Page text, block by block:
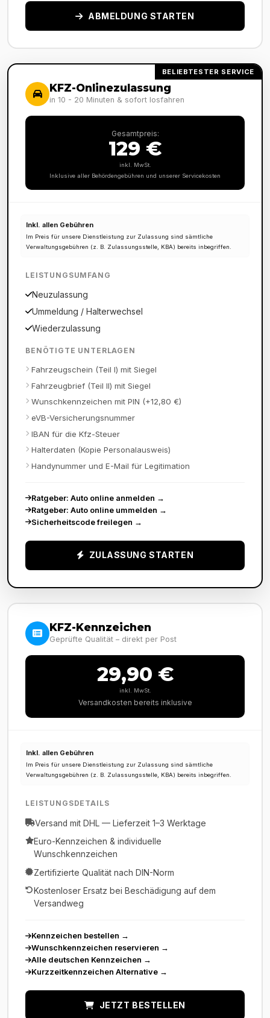
ABMELDUNG STARTEN
BELIEBTESTER SERVICE
KFZ-Onlinezulassung
in 10 - 20 Minuten & sofort losfahren
Gesamtpreis:
129 €
inkl. MwSt.
Inklusive aller Behördengebühren und unserer Servicekosten
Inkl. allen Gebühren
Im Preis für unsere Dienstleistung zur Zulassung sind sämtliche
Verwaltungsgebühren (z. B. Zulassungsstelle, KBA) bereits inbegriffen.
LEISTUNGSUMFANG
Neuzulassung
Ummeldung / Halterwechsel
Wiederzulassung
BENÖTIGTE UNTERLAGEN
Fahrzeugschein (Teil I) mit Siegel
Fahrzeugbrief (Teil II) mit Siegel
Wunschkennzeichen mit PIN (+12,80 €)
eVB-Versicherungsnummer
IBAN für die Kfz-Steuer
Halterdaten (Kopie Personalausweis)
Handynummer und E-Mail für Legitimation
Ratgeber: Auto online anmelden →
Ratgeber: Auto online ummelden →
Sicherheitscode freilegen →
ZULASSUNG STARTEN
KFZ-Kennzeichen
Geprüfte Qualität – direkt per Post
29,90 €
inkl. MwSt.
Versandkosten bereits inklusive
Inkl. allen Gebühren
Im Preis für unsere Dienstleistung zur Zulassung sind sämtliche
Verwaltungsgebühren (z. B. Zulassungsstelle, KBA) bereits inbegriffen.
LEISTUNGSDETAILS
Versand mit DHL — Lieferzeit 1–3 Werktage
Euro-Kennzeichen & individuelle
Wunschkennzeichen
Zertifizierte Qualität nach DIN-Norm
Kostenloser Ersatz bei Beschädigung auf dem
Versandweg
Kennzeichen bestellen →
Wunschkennzeichen reservieren →
Alle deutschen Kennzeichen →
Kurzzeitkennzeichen Alternative →
JETZT BESTELLEN